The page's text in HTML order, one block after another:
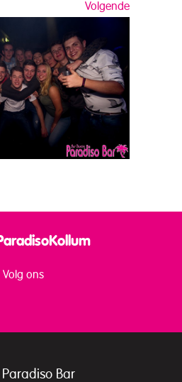
Volgende
Volg ons
Paradiso Bar